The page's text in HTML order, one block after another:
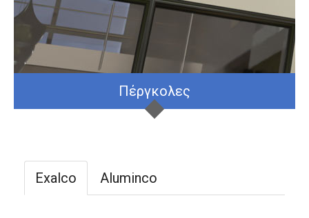
Πέργκολες
Exalco Aluminco